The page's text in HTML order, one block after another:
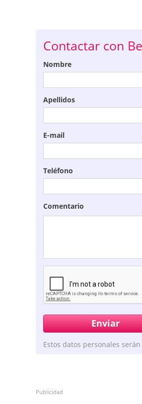
Contactar con
Nombre
Apellidos
E-mail
Teléfono
Comentario
Estos datos personales
Publicidad